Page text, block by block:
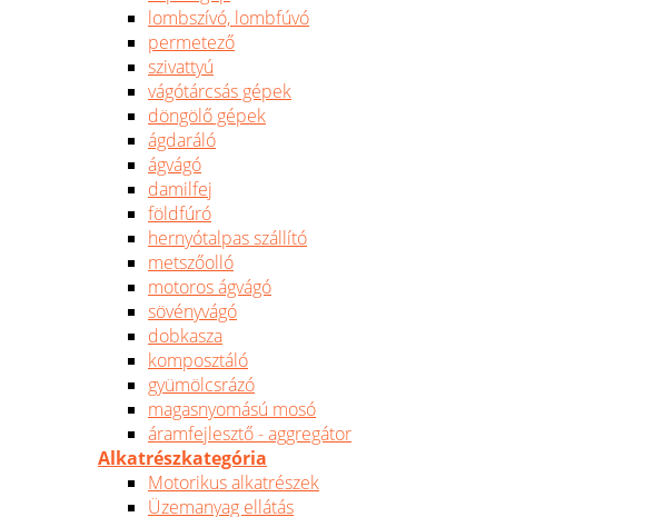
lombszívó, lombfúvó
permetező
szivattyú
vágótárcsás gépek
döngölő gépek
ágdaráló
ágvágó
damilfej
földfúró
hernyótalpas szállító
metszőolló
motoros ágvágó
sövényvágó
dobkasza
komposztáló
gyümölcsrázó
magasnyomású mosó
áramfejlesztő - aggregátor
Alkatrészkategória
Motorikus alkatrészek
Üzemanyag ellátás